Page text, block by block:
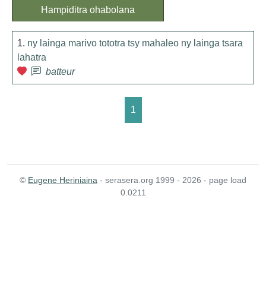
Hampiditra ohabolana
1. ny lainga marivo tototra tsy mahaleo ny lainga tsara
lahatra
batteur
1
© Eugene Heriniaina - serasera.org 1999 - 2026 - page load
0.0211